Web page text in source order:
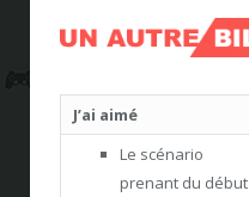
J’ai aimé
Le scénario
prenant du début